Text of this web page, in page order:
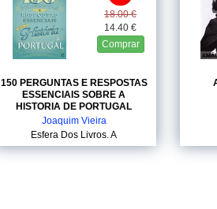
18.00 €
14.40 €
Comprar
150 PERGUNTAS E RESPOSTAS
ESSENCIAIS SOBRE A
HISTORIA DE PORTUGAL
Joaquim Vieira
Esfera Dos Livros, A